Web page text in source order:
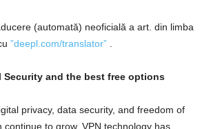
(automată) neoficială a art. din limba
”deepl.com/translator”
Security and the best free options
privacy, data security, and freedom of
continue to grow, VPN technology has